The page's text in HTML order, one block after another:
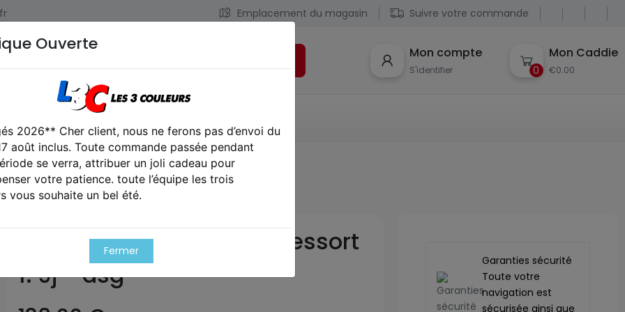
Emplacement du magasin Suivre votre commande
Mon compte
S'identifier 0
Mon Caddie
€0.00
sniper m40a3 ressort 1. 9j - asg
Réplique sniper m40a3 ressort
1. 9j - asg
Garanties sécurité
Toute votre
navigation est
sécurisée ainsi que
Ouverte
2026** Cher client, nous ne ferons pas d’envoi du
août inclus. Toute commande passée pendant
se verra, attribuer un joli cadeau pour
votre patience. toute l’équipe les trois
vous souhaite un bel été.
Fermer